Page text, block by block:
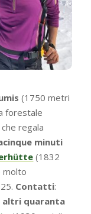
(1750 metri
forestale
regala
minuti
(1832
molto
Contatti:
altri quaranta